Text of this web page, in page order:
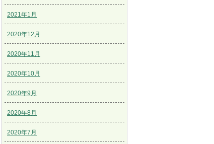
2021年1月
2020年12月
2020年11月
2020年10月
2020年9月
2020年8月
2020年7月